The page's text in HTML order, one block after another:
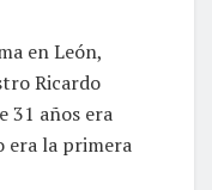
en León,
Ricardo
31 años era
era la primera